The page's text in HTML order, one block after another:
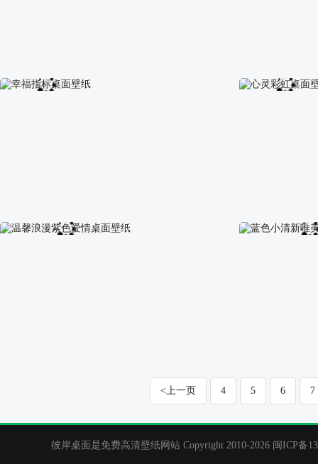
枯萎的绿桌面壁纸 爱的火花桌面壁
幸福指标桌面壁纸 心灵彩虹桌面壁
<上一页 4 5 6 7
彼岸桌面是免费高清壁纸网站 Copyright 2010-2026 闽ICP备